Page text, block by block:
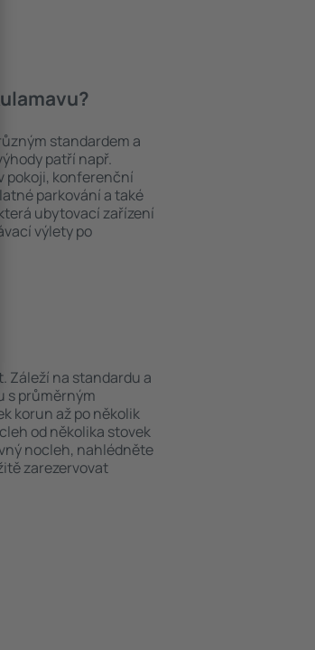
standardem a
patří např.
pokoji, konferenční
parkování a také
ubytovací zařízení
výlety po
Záleží na standardu a
s průměrným
korun až po několik
od několika stovek
nocleh, nahlédněte
zarezervovat